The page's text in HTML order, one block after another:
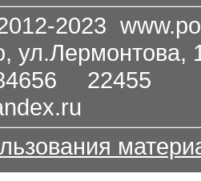
2023
ул.Лермонтова,